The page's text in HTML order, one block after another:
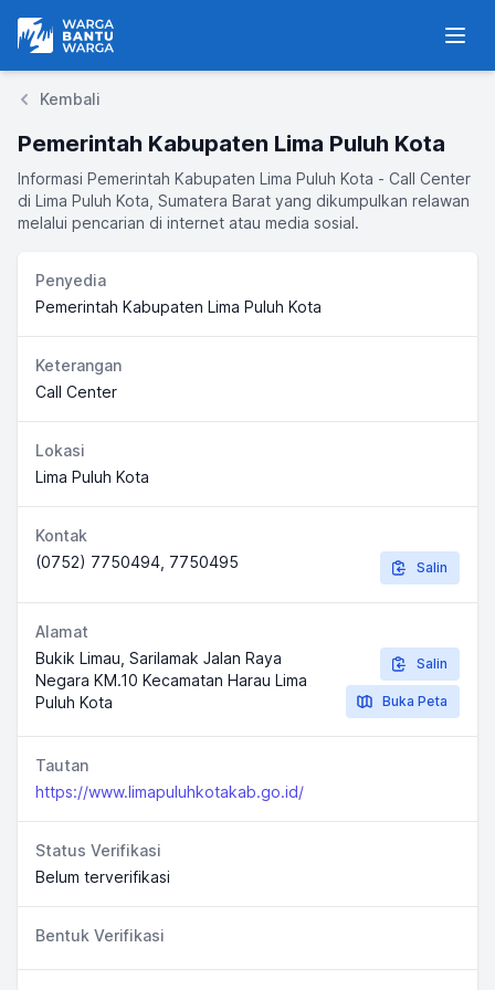
Warga Bantu Warga
Kembali
Pemerintah Kabupaten Lima Puluh Kota
Informasi Pemerintah Kabupaten Lima Puluh Kota - Call Center
di Lima Puluh Kota, Sumatera Barat yang dikumpulkan relawan
melalui pencarian di internet atau media sosial.
Penyedia
Pemerintah Kabupaten Lima Puluh Kota
Keterangan
Call Center
Lokasi
Lima Puluh Kota
Kontak
(0752) 7750494, 7750495
Salin
Alamat
Bukik Limau, Sarilamak Jalan Raya
Negara KM.10 Kecamatan Harau Lima
Puluh Kota
Salin
Buka Peta
Tautan
https://www.limapuluhkotakab.go.id/
Status Verifikasi
Belum terverifikasi
Bentuk Verifikasi